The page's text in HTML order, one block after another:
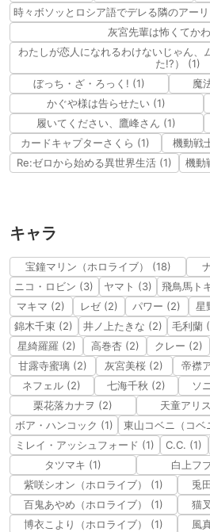
時々ボソッとロシア語でデレる隣のアー
灰宮先輩は怖くてか
わたしが恋人になれるわけないじゃん、
た!?） (1)
ぼっち・ざ・ろっく! (1)
魔
かぐや様は告らせたい (1)
履いてください、鷹峰さん (1)
カードキャプターさくら (1)
機動戦
Re:ゼロから始める異世界生活 (1)
機動
キャラ
宝鐘マリン（ホロライブ） (18)
ニコ・ロビン (3)
ヤマト (3) 飛鳥馬ト
マキマ (2)
レゼ (2) パワー (2) 星
錦木千束 (2)
井ノ上たきな (2) 毛利蘭
星綺羅羅 (2)
高巻杏 (2) クレー (2)
甘露寺蜜璃 (2)
灰宮美桜 (2) 帝襟
ネフェル (2)
七海千秋 (2)
ソ
栗花落カナヲ (2)
天童アリ
ボア・ハンコック (1)
東山コベニ（コベ
ミレイ・アッシュフォード (1)
C.C. (1)
タツマキ (1)
白上フ
紫咲シオン（ホロライブ） (1)
兎
百鬼あやめ（ホロライブ） (1)
猫
博衣こより（ホロライブ） (1)
風